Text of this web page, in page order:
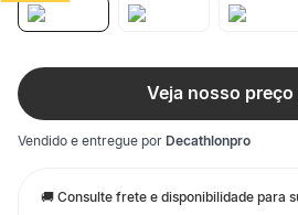
Veja nosso preço
Vendido e entregue por Decathlonpro